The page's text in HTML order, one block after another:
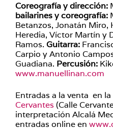
Coreografía y dirección:
bailarines y coreografía:
Betanzos, Jonatán Miro,
Heredia, Víctor Martín y
Ramos. Guitarra:
Carpio y Antonio
Guadiana. Percusión:
www.manuellinan.com
Entradas a la venta en la
Cervantes (Calle
interpretación Alcalá
entradas online en